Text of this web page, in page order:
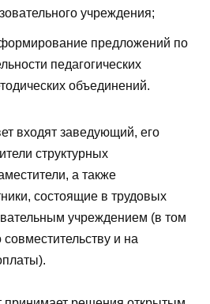
учреждения;
предложений по
педагогических
объединений.
входят заведующий, его
структурных
а также
состоящие в трудовых
учреждением (в том
и на